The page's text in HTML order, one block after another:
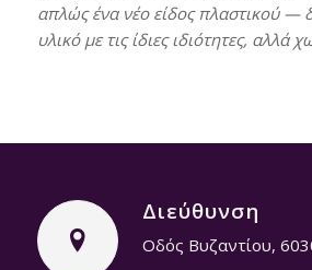
απλώς ένα νέο είδος πλαστικού —
υλικό με τις ίδιες ιδιότητες, αλλά
Διεύθυνση
Οδός Βυζαντίου,